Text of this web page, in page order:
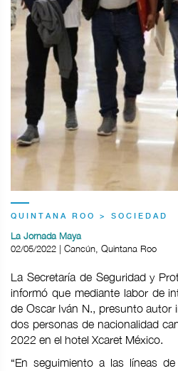
QUINTANA ROO > SOCIEDAD
La Jornada Maya
02/05/2022 | Cancún, Quintana Roo
La Secretaría de Seguridad y
informó que mediante labor de
de Oscar Iván N., presunto autor
dos personas de nacionalidad
2022 en el hotel Xcaret México.
“En seguimiento a las líneas